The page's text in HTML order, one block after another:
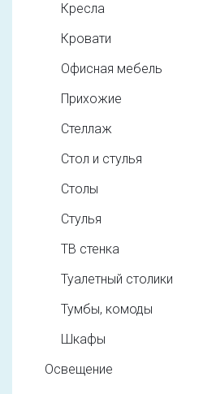
Кресла
Кровати
Офисная мебель
Прихожие
Стеллаж
Стол и стулья
Столы
Стулья
ТВ стенка
Туалетный столики
Тумбы, комоды
Шкафы
Освещение